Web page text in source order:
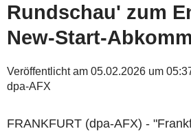
Rundschau' zum
New-Start-
Veröffentlicht am 05.02.2026 um
dpa-AFX
FRANKFURT (dpa-AFX) -